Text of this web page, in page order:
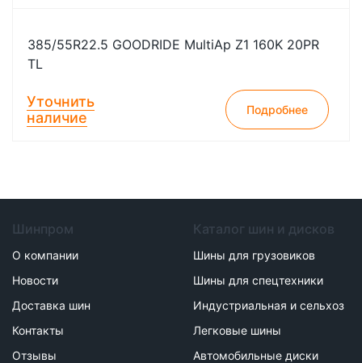
385/55R22.5 GOODRIDE MultiAp Z1 160K 20PR
TL
Уточнить
наличие
Подробнее
Шинпром
О компании
Новости
Доставка шин
Контакты
Отзывы
Каталог шин и дисков
Шины для грузовиков
Шины для спецтехники
Индустриальная и сельхоз
Легковые шины
Автомобильные диски